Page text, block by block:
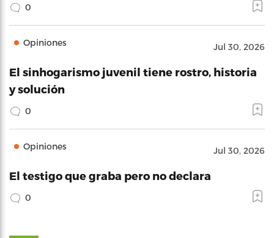
0
Opiniones Jul 30, 2026
El sinhogarismo juvenil tiene rostro, historia
y solución
0
Opiniones Jul 30, 2026
El testigo que graba pero no declara
0